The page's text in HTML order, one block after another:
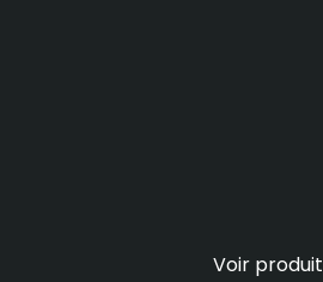
Voir produit